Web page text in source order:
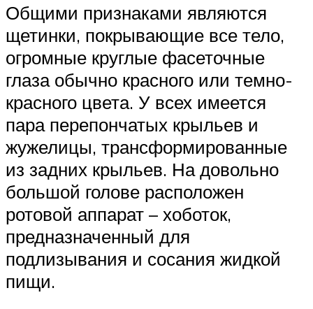
Общими признаками являются
щетинки, покрывающие все тело,
огромные круглые фасеточные
глаза обычно красного или темно-
красного цвета. У всех имеется
пара перепончатых крыльев и
жужелицы, трансформированные
из задних крыльев. На довольно
большой голове расположен
ротовой аппарат – хоботок,
предназначенный для
подлизывания и сосания жидкой
пищи.